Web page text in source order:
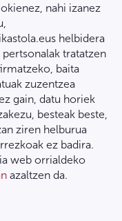
nahi izanez
helbidera
tratatzen
baita
zuzentzea
gain, datu horiek
besteak beste,
ziren helburua
ez badira.
web orrialdeko
azaltzen da.